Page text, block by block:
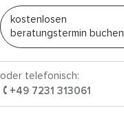
kostenlosen
beratungstermin buchen
oder telefonisch:
+49 7231 313061